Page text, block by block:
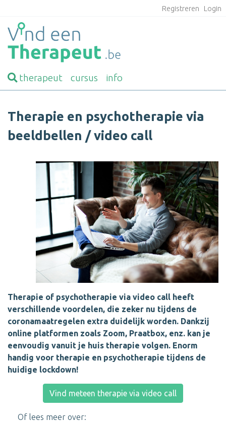
Registreren Login
therapeut cursus info
Therapie en psychotherapie via
beeldbellen / video call
Therapie of psychotherapie via video call heeft
verschillende voordelen, die zeker nu tijdens de
coronamaatregelen extra duidelijk worden. Dankzij
online platformen zoals Zoom, Praatbox, enz. kan je
eenvoudig vanuit je huis therapie volgen. Enorm
handig voor therapie en psychotherapie tijdens de
huidige lockdown!
Vind meteen therapie via video call
Of lees meer over: